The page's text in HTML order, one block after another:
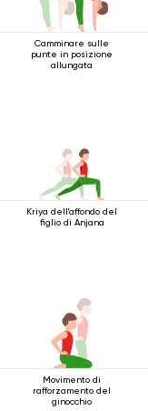
Camminare sulle
punte in posizione
allungata
Kriya dell'affondo del
figlio di Anjana
Movimento di
rafforzamento del
ginocchio